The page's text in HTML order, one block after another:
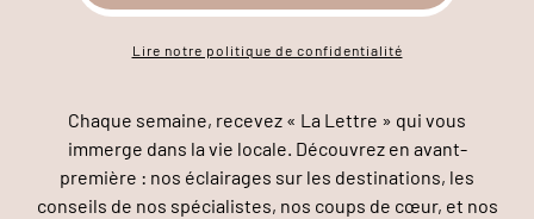
Lire notre politique de confidentialité
Chaque semaine, recevez « La Lettre » qui vous
immerge dans la vie locale. Découvrez en avant-
première : nos éclairages sur les destinations, les
conseils de nos spécialistes, nos coups de cœur, et nos